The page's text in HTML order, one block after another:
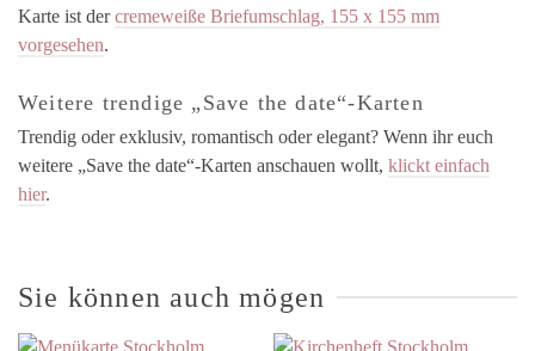
Karte ist dercremeweiße Briefumschlag, 155 x 155 mm
vorgesehen.
Weitere trendige „Save the date“-Karten
Trendig oder exklusiv, romantisch oder elegant? Wenn ihr euch
weitere „Save the date“-Karten anschauen wollt, klickt einfach
hier.
Sie können auch mögen